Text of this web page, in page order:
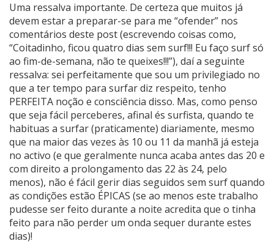
Uma ressalva importante. De certeza que muitos já
devem estar a preparar-se para me “ofender” nos
comentários deste post (escrevendo coisas como,
“Coitadinho, ficou quatro dias sem surf!!! Eu faço surf só
ao fim-de-semana, não te queixes!!!”), daí a seguinte
ressalva: sei perfeitamente que sou um privilegiado no
que a ter tempo para surfar diz respeito, tenho
PERFEITA noção e consciência disso. Mas, como penso
que seja fácil perceberes, afinal és surfista, quando te
habituas a surfar (praticamente) diariamente, mesmo
que na maior das vezes às 10 ou 11 da manhã já esteja
no activo (e que geralmente nunca acaba antes das 20 e
com direito a prolongamento das 22 às 24, pelo
menos), não é fácil gerir dias seguidos sem surf quando
as condições estão ÉPICAS (se ao menos este trabalho
pudesse ser feito durante a noite acredita que o tinha
feito para não perder um onda sequer durante estes
dias)!